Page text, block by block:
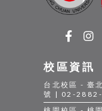
校區資訊
台北校區 - 臺
號 | 02-